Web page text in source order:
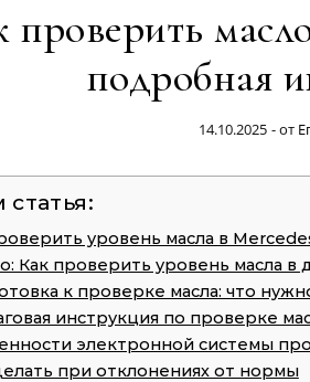
проверить
подробная
14.10.2025 - от
уровень масла в
Как проверить уровень масла в
к проверке масла: что
инструкция по проверке
электронной системы
при отклонениях от нормы